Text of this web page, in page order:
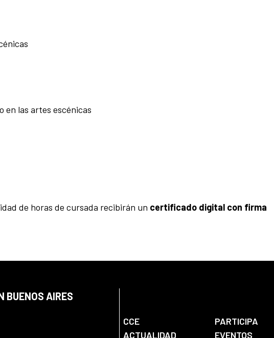
en las artes escénicas
de horas de cursada recibirán un certificado digital con firma
BUENOS AIRES
CCE PARTICIPA
ACTUALIDAD
EVENTOS